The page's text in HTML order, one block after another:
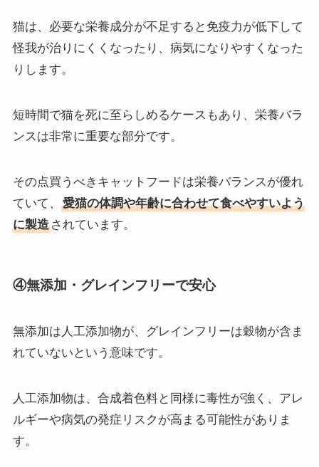
猫は、必要な栄養成分が不足すると免疫力が低下して
怪我が治りにくくなったり、病気になりやすくなった
りします。
短時間で猫を死に至らしめるケースもあり、栄養バラ
ンスは非常に重要な部分です。
その点買うべきキャットフードは栄養バランスが優れ
ていて、
愛猫の体調や年齢に合わせて食べやすいよう
に製造されています。
④無添加・グレインフリーで安心
無添加は人工添加物が、グレインフリーは穀物が含ま
れていないという意味です。
人工添加物は、合成着色料と同様に毒性が強く、アレ
ルギーや病気の発症リスクが高まる可能性がありま
す。